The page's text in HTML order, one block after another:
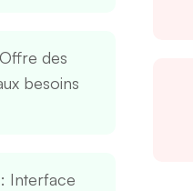
des
besoins
: Interface